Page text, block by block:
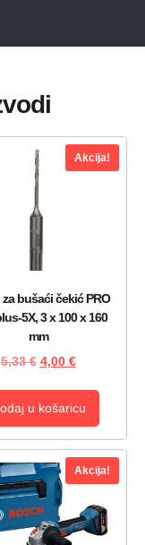
Akcija!
bušaći čekić PRO
5X, 3 x 100 x 160
mm
5,33€ 4,00 €
u košaricu
Akcija!